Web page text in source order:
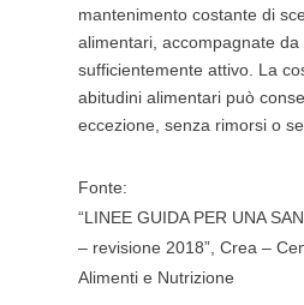
mantenimento costante di
alimentari, accompagnate da
sufficientemente attivo. La
abitudini alimentari può
eccezione, senza rimorsi o
Fonte:
“LINEE GUIDA PER UNA
– revisione 2018”, Crea –
Alimenti e Nutrizione